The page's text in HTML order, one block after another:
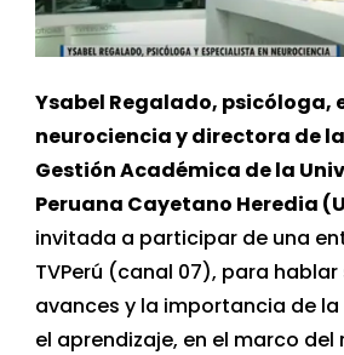
Ysabel Regalado, psicóloga,
neurociencia y directora de
Gestión Académica de la
Peruana Cayetano Heredia
invitada a participar de una
TVPerú (canal 07), para
avances y la importancia de
el aprendizaje, en el marco